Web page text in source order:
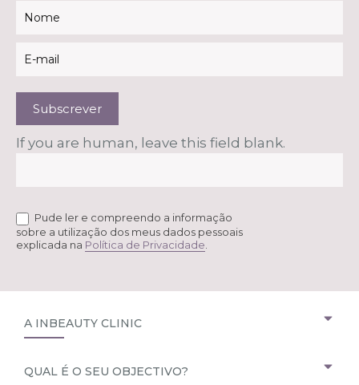
Newsletter
Pude ler e compreendo a informação
sobre a utilização dos meus dados pessoais
explicada na Política de Privacidade
Subscrever
If you are human, leave this field blank.
A INBEAUTY CLINIC
QUAL É O SEU OBJECTIVO?